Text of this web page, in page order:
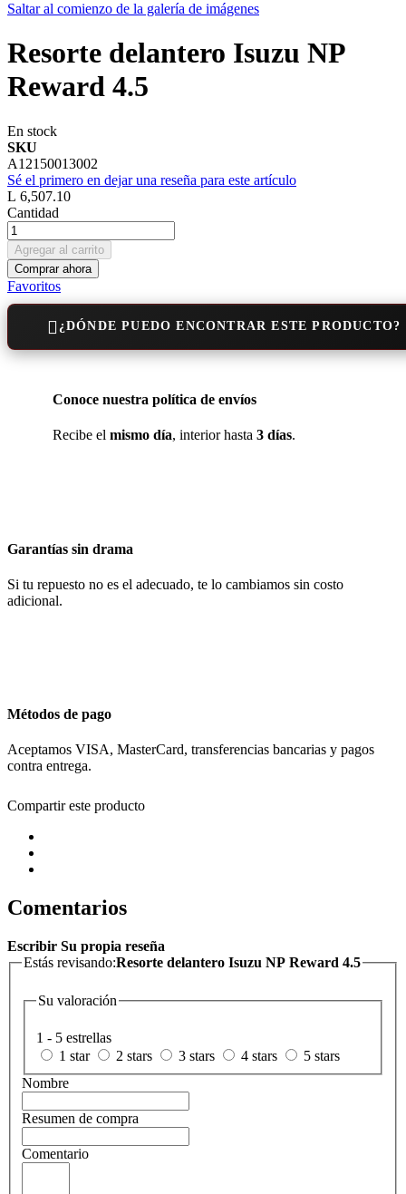
Saltar al comienzo de la galería de imágenes
Resorte delantero Isuzu NP
Reward 4.5
En stock
SKU
A12150013002
Sé el primero en dejar una reseña para este artículo
L 6,507.10
Cantidad
Agregar al carrito
Comprar ahora
Favoritos
¿DÓNDE PUEDO ENCONTRAR ESTE PRODUCTO?
Conoce nuestra política de envíos
Recibe el mismo día, interior hasta 3 días.
Garantías sin drama
Si tu repuesto no es el adecuado, te lo cambiamos sin costo
adicional.
Métodos de pago
Aceptamos VISA, MasterCard, transferencias bancarias y pagos
contra entrega.
Compartir este producto
Comentarios
Escribir Su propia reseña
Estás revisando:Resorte delantero Isuzu NP Reward 4.5
Su valoración
1 - 5 estrellas
1 star
2 stars 3 stars 4 stars
5 stars
Nombre
Resumen de compra
Comentario